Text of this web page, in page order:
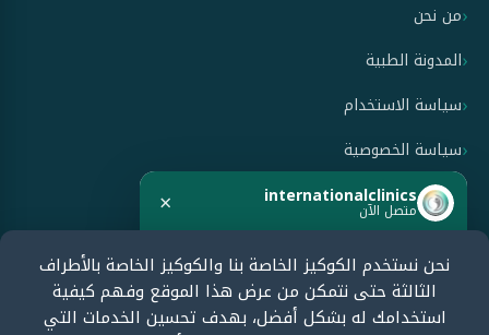
internationalclinics
متصل الآن ×
هل تحتاج مساعدة؟
ابدأ الدردشة الآن وسنرد بسرعة.
من نحن
المدونة الطبية
سياسة الاستخدام
سياسة الخصوصية
سياسة الإلغاء والاسترداد
معتمدون من قبل
نحن نستخدم الكوكيز الخاصة بنا والكوكيز الخاصة بالأطراف
الثالثة حتى نتمكن من عرض هذا الموقع وفهم كيفية
استخدامك له بشكل أفضل، بهدف تحسين الخدمات التي